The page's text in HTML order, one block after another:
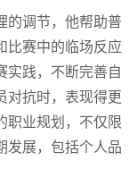
的调节，他帮助普
比赛中的临场反应
实践，不断完善自
对抗时，表现得更
职业规划，不仅限
发展，包括个人品